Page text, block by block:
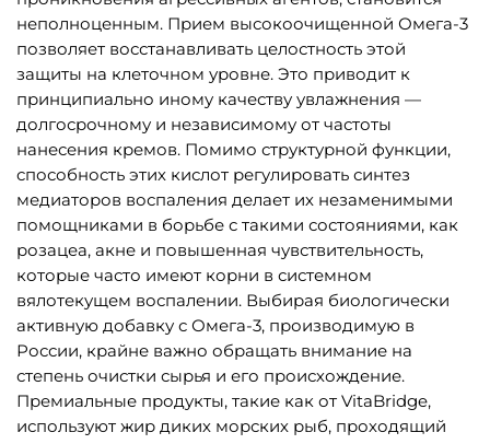
неполноценным. Прием высокоочищенной Омега-3
позволяет восстанавливать целостность этой
защиты на клеточном уровне. Это приводит к
принципиально иному качеству увлажнения —
долгосрочному и независимому от частоты
нанесения кремов. Помимо структурной функции,
способность этих кислот регулировать синтез
медиаторов воспаления делает их незаменимыми
помощниками в борьбе с такими состояниями, как
розацеа, акне и повышенная чувствительность,
которые часто имеют корни в системном
вялотекущем воспалении. Выбирая биологически
активную добавку с Омега-3, производимую в
России, крайне важно обращать внимание на
степень очистки сырья и его происхождение.
Премиальные продукты, такие как от VitaBridge,
используют жир диких морских рыб, проходящий